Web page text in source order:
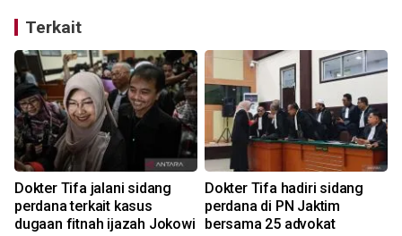
Terkait
Dokter Tifa jalani sidang
perdana terkait kasus
dugaan fitnah ijazah Jokowi
Dokter Tifa hadiri sidang
perdana di PN Jaktim
bersama 25 advokat